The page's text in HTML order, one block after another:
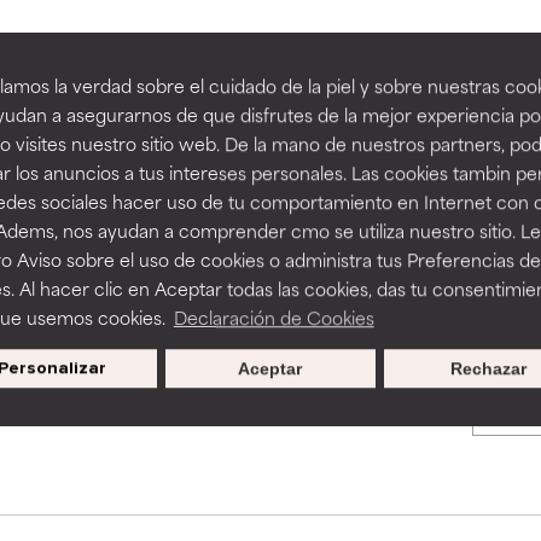
la verdad sobre el cuidado de la piel y sobre nuestras
a asegurarnos de que disfrutes de la mejor experiencia
visites nuestro sitio web. De la mano de nuestros partners,
los anuncios a tus intereses personales. Las cookies tambin
sociales hacer uso de tu comportamiento en Internet con
nos ayudan a comprender cmo se utiliza nuestro sitio.
Aviso sobre el uso de cookies o administra tus Preferencias de
Al hacer clic en Aceptar todas las cookies, das tu
usemos cookies. Declaración de Cookies
Personalizar Rechazar
Aceptar
BACK TO SEARCH
to assess ingredients in this dictionary. Regulations
tan beneficiosos como los de la categoría excelente, suelen ser
la estabilidad o la absorción de una fórmula.
ciertas limitaciones en cuanto a su apariencia, estabilidad o
básicos o que no cuentan con suficiente respaldo científico.
algunos beneficios se recomienda evitarlo por su
provocar efectos adversos como irritación, inflamación o
tan beneficiosos como los de la categoría excelente, suelen ser
la estabilidad o la absorción de una fórmula.
ciertas limitaciones en cuanto a su apariencia, estabilidad o
básicos o que no cuentan con suficiente respaldo científico.
algunos beneficios se recomienda evitarlo por su
provocar efectos adversos como irritación, inflamación o
Promociones exclusivas al